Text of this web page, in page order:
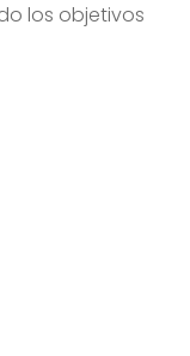
los objetivos